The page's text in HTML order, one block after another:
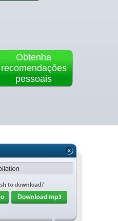
Obtenha
recomendações
pessoais